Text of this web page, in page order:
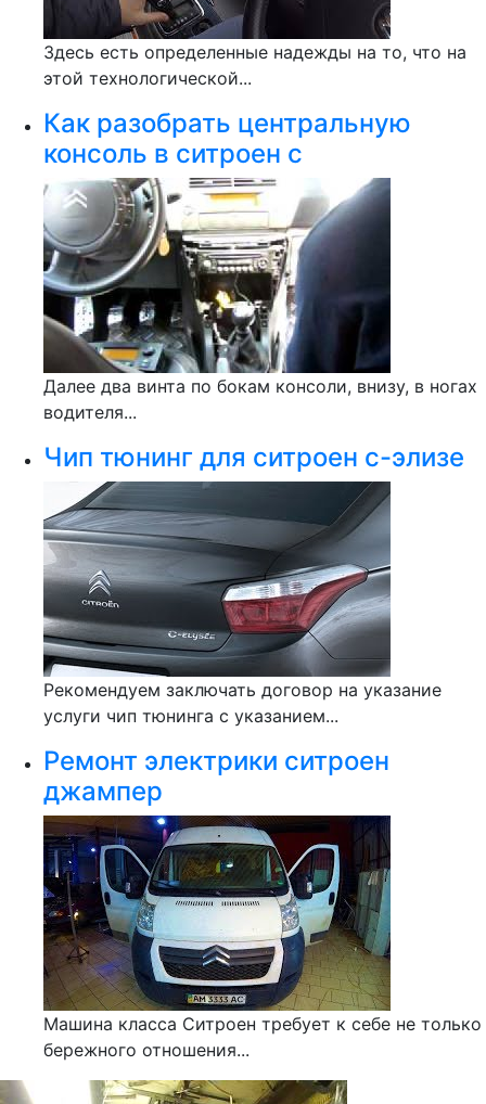
Здесь есть определенные надежды на то, что на
этой технологической...
Как разобрать центральную
консоль в ситроен с
Далее два винта по бокам консоли, внизу, в ногах
водителя...
Чип тюнинг для ситроен с-элизе
Рекомендуем заключать договор на указание
услуги чип тюнинга с указанием...
Ремонт электрики ситроен
джампер
Машина класса Ситроен требует к себе не только
бережного отношения...